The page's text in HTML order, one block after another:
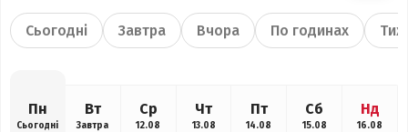
Сьогодні Завтра Вчора По годинах
Пн
Сьогодні
Вт
Завтра
Ср
12.08
Чт
13.08
Пт
14.08
Сб
15.08
Нд
16.08